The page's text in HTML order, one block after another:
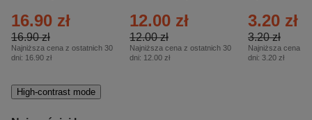
16.90 zł
16.90 zł
Najniższa cena z ostatnich 30
dni: 16.90 zł
12.00 zł
12.00 zł
Najniższa cena z ostatnich 30
dni: 12.00 zł
3.20 zł
3.20 zł
Najniższa cena z
dni: 3.20 zł
High-contrast mode